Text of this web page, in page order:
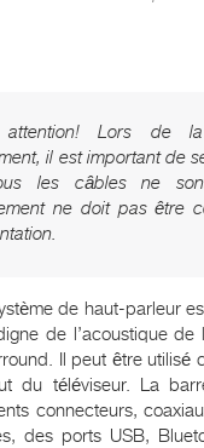
attention! Lors de
il est important de
les câbles ne
ne doit pas être
de haut-parleur
de l’acoustique de
Il peut être utilisé
du téléviseur. La
connecteurs,
des ports USB,